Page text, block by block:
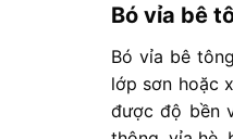
Bó vỉa bê
Bóvỉa bê
lớp sơn hoặc
đượcđộ bền